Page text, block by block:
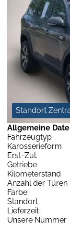
Standort
Allgemeine
Fahrzeugtyp
Karosserieform
Erst-Zul.
Getriebe
Kilometerstand
Anzahl der Türen
Farbe
Standort
Lieferzeit
Unsere Nummer